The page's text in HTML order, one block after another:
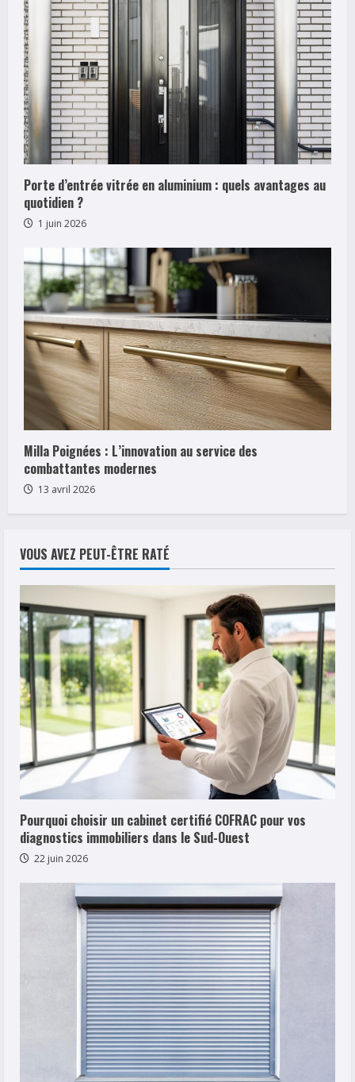
Porte d’entrée vitrée en aluminium : quels avantages au
quotidien ?
1 juin 2026
Milla Poignées : L’innovation au service des
combattantes modernes
13 avril 2026
VOUS AVEZ PEUT-ÊTRE RATÉ
Pourquoi choisir un cabinet certifié COFRAC pour vos
diagnostics immobiliers dans le Sud-Ouest
22 juin 2026